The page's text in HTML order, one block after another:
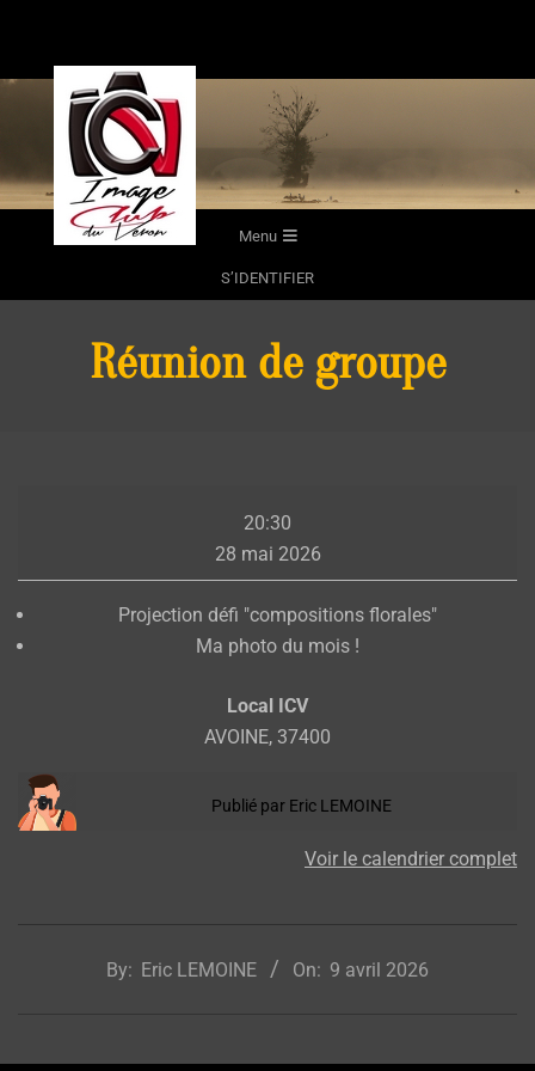
content
Menu
S’IDENTIFIER
Réunion de groupe
de
groupe
20:30
28 mai 2026
Projection défi "compositions florales"
Ma photo du mois !
Local ICV
AVOINE, 37400
Publié par Eric LEMOINE
Voir le calendrier complet
By: Eric LEMOINE On: 9 avril 2026